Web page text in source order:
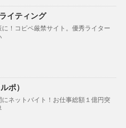
イティング
に！コピペ厳禁サイト。優秀ライター
ポ）
にネットバイト！お仕事総額１億円突